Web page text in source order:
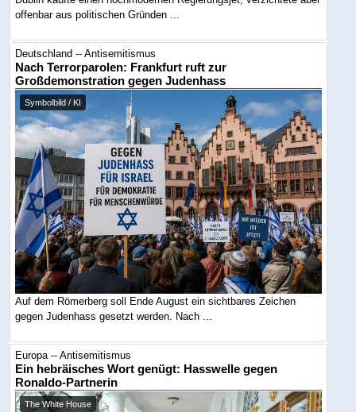
offenbar aus politischen Gründen ...
Deutschland -- Antisemitismus
Nach Terrorparolen: Frankfurt ruft zur
Großdemonstration gegen Judenhass
Symbolbild / KI
Auf dem Römerberg soll Ende August ein sichtbares Zeichen
gegen Judenhass gesetzt werden. Nach ...
Europa -- Antisemitismus
Ein hebräisches Wort genügt: Hasswelle gegen
Ronaldo-Partnerin
The White House